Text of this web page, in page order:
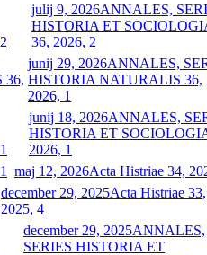
julij 9, 2026ANNALES,
HISTORIA ET
36, 2026, 2
junij 29, 2026ANNALES,
HISTORIA NATURALIS 36,
2026, 1
junij 18, 2026ANNALES,
HISTORIA ET
2026, 1
maj 12, 2026Acta Histriae 34,
december 29, 2025Acta Histriae 33,
2025, 4
december 29, 2025ANNALES,
SERIES HISTORIA ET